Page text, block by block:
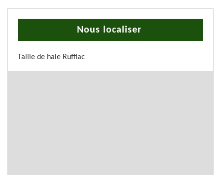
Nous localiser
Taille de haie Ruffiac